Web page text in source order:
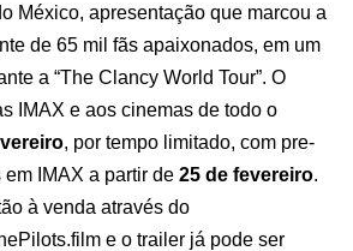
México, apresentação que marcou a
de 65 mil fãs apaixonados, em um
a “The Clancy World Tour”. O
IMAX e aos cinemas de todo o
, por tempo limitado, com pre-
IMAX a partir de 25 de fevereiro.
à venda através do
e o trailer já pode ser